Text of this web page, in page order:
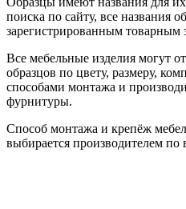
поиска по сайту, все названия
зарегистрированным товарным
Все мебельные изделия могут
образцов по цвету, размеру,
способами монтажа и
фурнитуры.
Способ монтажа и крепёж
выбирается производителем